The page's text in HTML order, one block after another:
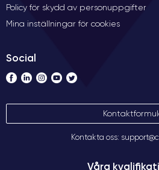
Policy för skydd av personuppgifter
Mina inställningar för cookies
Social
Kontakta oss:
Våra